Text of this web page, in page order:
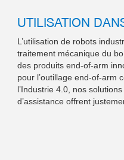
UTILISATION
L’utilisation de robots
traitement mécanique du
des produits end-of-arm
pour l’outillage end-of-arm
l’Industrie 4.0, nos
d’assistance offrent